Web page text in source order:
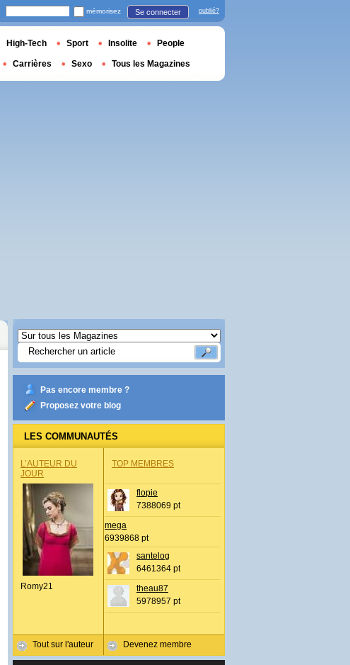
Pas encore membre ?
Proposez votre blog
LES COMMUNAUTÉS
L’AUTEUR DU
JOUR
Romy21
Tout sur l'auteur
TOP MEMBRES
flopie
7388069 pt
mega
6939868 pt
santelog
6461364 pt
theau87
5978957 pt
Devenez membre
mémorisez Se connecter oublié?
High-Tech Sport Insolite People
Carrières Sexo Tous les Magazines